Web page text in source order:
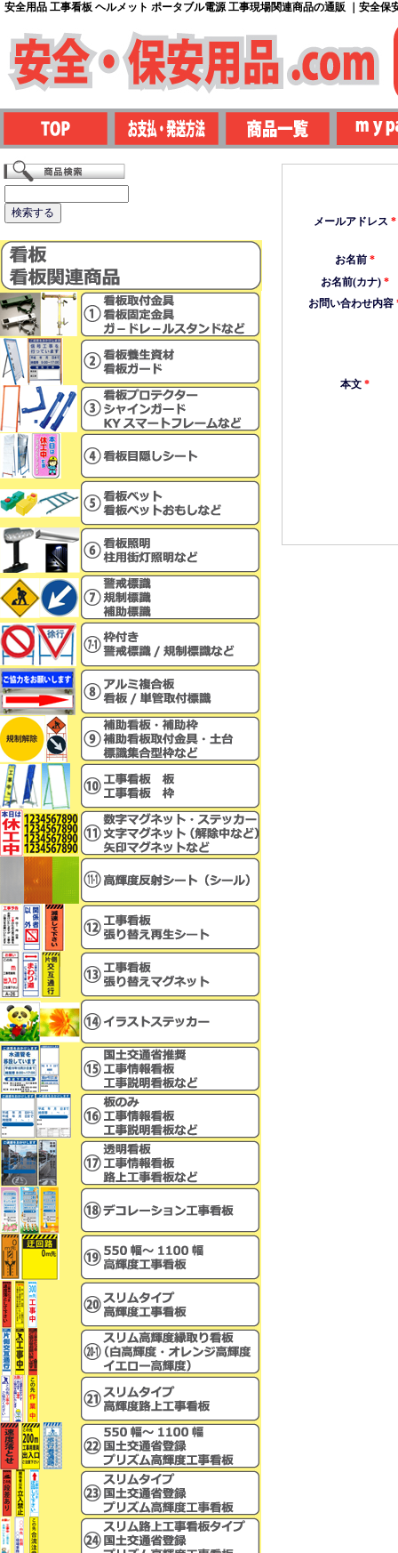
安全用品 工事看板 ヘルメット ポータブル電源 工事現場関連商品の通販 ｜安全保
メールアドレス *
お名前*
お名前(カナ)*
お問い合わせ内容
本文*